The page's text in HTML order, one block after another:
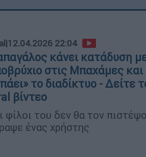
|12.04.2026 22:04
κάνει κατάδυση
στις Μπαχάμες και
το διαδίκτυο - Δείτε
βίντεο
φίλοι του δεν θα τον
ένας χρήστης